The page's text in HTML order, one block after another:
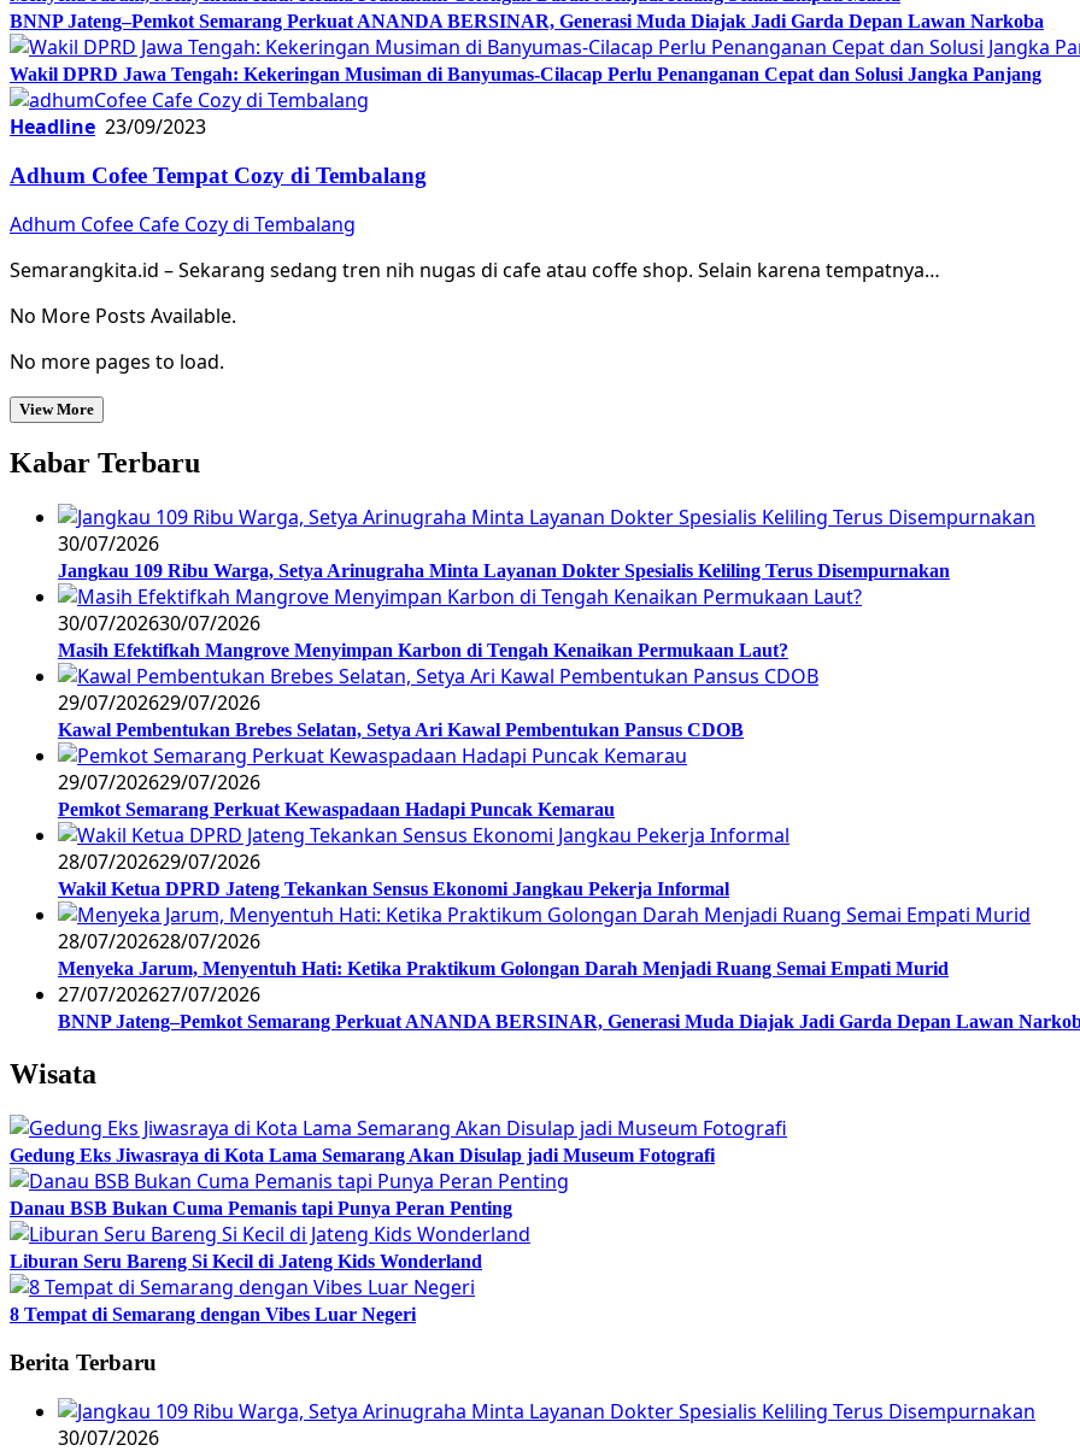
BNNP Jateng–Pemkot Semarang Perkuat ANANDA BERSINAR, Generasi Muda Diajak Jadi Garda Depan Lawan Narkoba
Wakil DPRD Jawa Tengah: Kekeringan Musiman di Banyumas-Cilacap Perlu Penanganan Cepat dan Solusi Jangka Panjang
Headline 23/09/2023
Adhum Cofee Tempat Cozy di Tembalang
Adhum Cofee Cafe Cozy di Tembalang
Semarangkita.id – Sekarang sedang tren nih nugas di cafe atau coffe shop. Selain karena tempatnya…
No More Posts Available.
No more pages to load.
View More
Kabar Terbaru
30/07/2026
Jangkau 109 Ribu Warga, Setya Arinugraha Minta Layanan Dokter Spesialis Keliling Terus Disempurnakan
30/07/202630/07/2026
Masih Efektifkah Mangrove Menyimpan Karbon di Tengah Kenaikan Permukaan Laut?
29/07/202629/07/2026
Kawal Pembentukan Brebes Selatan, Setya Ari Kawal Pembentukan Pansus CDOB
29/07/202629/07/2026
Pemkot Semarang Perkuat Kewaspadaan Hadapi Puncak Kemarau
28/07/202629/07/2026
Wakil Ketua DPRD Jateng Tekankan Sensus Ekonomi Jangkau Pekerja Informal
28/07/202628/07/2026
Menyeka Jarum, Menyentuh Hati: Ketika Praktikum Golongan Darah Menjadi Ruang Semai Empati Murid
27/07/202627/07/2026
BNNP Jateng–Pemkot Semarang Perkuat ANANDA BERSINAR, Generasi Muda Diajak Jadi Garda Depan Lawan
Wisata
Gedung Eks Jiwasraya di Kota Lama Semarang Akan Disulap jadi Museum Fotografi
Danau BSB Bukan Cuma Pemanis tapi Punya Peran Penting
Liburan Seru Bareng Si Kecil di Jateng Kids Wonderland
8 Tempat di Semarang dengan Vibes Luar Negeri
Berita Terbaru
30/07/2026